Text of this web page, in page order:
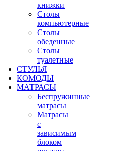
книжки
Столы
компьютерные
Столы
обеденные
Столы
туалетные
СТУЛЬЯ
КОМОДЫ
МАТРАСЫ
Беспружинные
матрасы
Матрасы
с
зависимым
блоком